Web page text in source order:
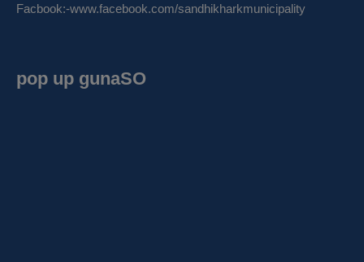
Facbook:-www.facebook.com/sandhikharkmunicipality
pop up gunaSO